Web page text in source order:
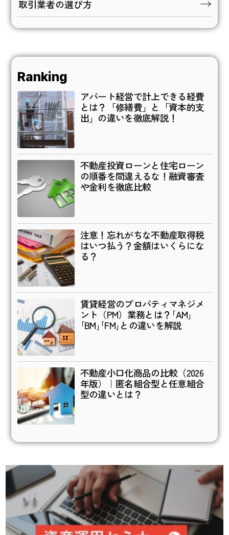
取引業者の選び方
Ranking
アパート経営で計上できる経費
とは？「修繕費」と「資本的支
出」の違いを徹底解説！
不動産投資ローンと住宅ローン
の順番を間違えるな！融資審査
や金利を徹底比較
注意！忘れがちな不動産取得税
はいつ払う？金額はいくらにな
る？
賃貸経営のプロパティマネジメ
ント（PM）業務とは？｢AM｣
｢BM｣｢FM｣との違いを解説
不動産小口化商品の比較（2026
年版）｜匿名組合型と任意組合
型の違いとは？